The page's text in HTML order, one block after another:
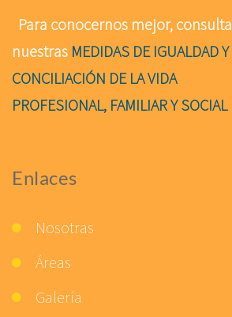
Para conocernos mejor, consulta
nuestras MEDIDAS DE IGUALDAD Y
CONCILIACIÓN DE LA VIDA
PROFESIONAL, FAMILIAR Y SOCIAL
Enlaces
Nosotras
Áreas
Galería